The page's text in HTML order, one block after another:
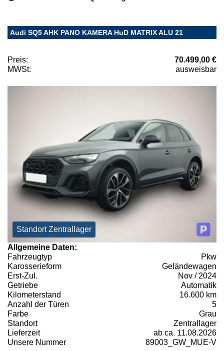
Audi SQ5 AHK PANO KAMERA HuD MATRIX ALU 21
Preis:
70.499,00 €
MWSt:
ausweisbar
Standort Zentrallager
Allgemeine Daten:
Fahrzeugtyp
Pkw
Karosserieform
Geländewagen
Erst-Zul.
Nov / 2024
Getriebe
Automatik
Kilometerstand
16.600 km
Anzahl der Türen
5
Farbe
Grau
Standort
Zentrallager
Lieferzeit
ab ca. 11.08.2026
Unsere Nummer
89003_GW_MUE-V